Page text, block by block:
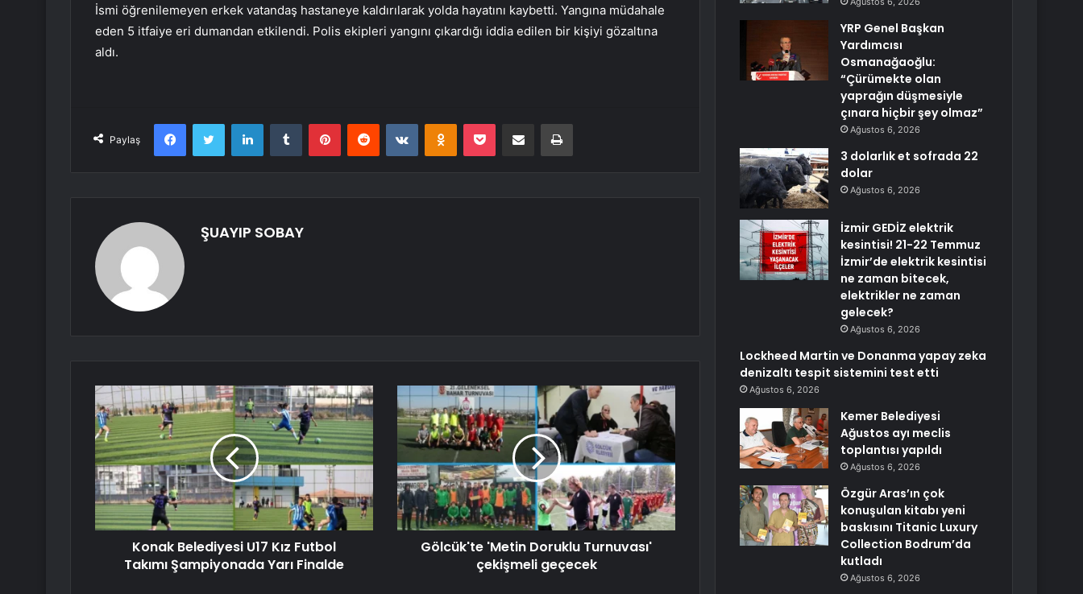
İsmi öğrenilemeyen erkek vatandaş hastaneye kaldırılarak yolda hayatını kaybetti. Yangına müdahale
eden 5 itfaiye eri dumandan etkilendi. Polis ekipleri yangını çıkardığı iddia edilen bir kişiyi gözaltına
aldı.
Paylaş
FacebookTwitter LinkedInTumblr PinterestReddit VKontakteOdnoklassniki
Pocket E-Posta ile paylaş Yazdır
ŞUAYIP SOBAY
Konak Belediyesi U17 Kız Futbol
Takımı Şampiyonada Yarı Finalde
Gölcük'te 'Metin Doruklu Turnuvası'
çekişmeli geçecek
YRP Genel Başkan
Yardımcısı
Osmanağaoğlu:
“Çürümekte olan
yaprağın düşmesiyle
çınara hiçbir şey olmaz”
Ağustos 6, 2026
3 dolarlık et sofrada 22
dolar
Ağustos 6, 2026
İzmir GEDİZ elektrik
kesintisi! 21-22 Temmuz
İzmir’de elektrik kesintisi
ne zaman bitecek,
elektrikler ne zaman
gelecek?
Ağustos 6, 2026
Lockheed Martin ve Donanma yapay zeka
denizaltı tespit sistemini test etti
Ağustos 6, 2026
Kemer Belediyesi
Ağustos ayı meclis
toplantısı yapıldı
Ağustos 6, 2026
Özgür Aras’ın çok
konuşulan kitabı yeni
baskısını Titanic Luxury
Collection Bodrum’da
kutladı
Ağustos 6, 2026